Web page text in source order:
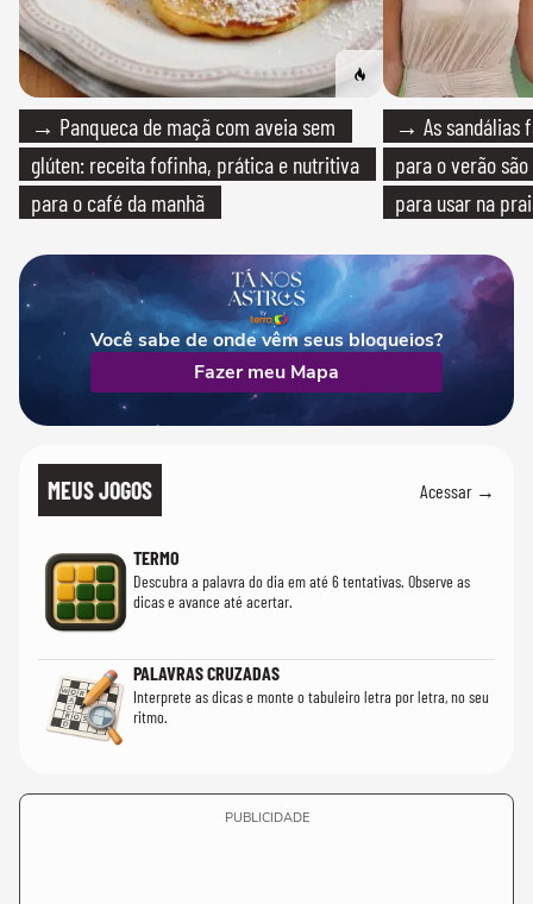
→ Panqueca de maçã com aveia sem
glúten: receita fofinha, prática e nutritiva
para o café da manhã
→ As sandálias
para o verão
para usar na
Você sabe de onde vêm seus bloqueios?
Fazer meu Mapa
MEUS JOGOS Acessar →
TERMO
Descubra a palavra do dia em até 6 tentativas. Observe as
dicas e avance até acertar.
PALAVRAS CRUZADAS
Interprete as dicas e monte o tabuleiro letra por letra, no seu
ritmo.
PUBLICIDADE